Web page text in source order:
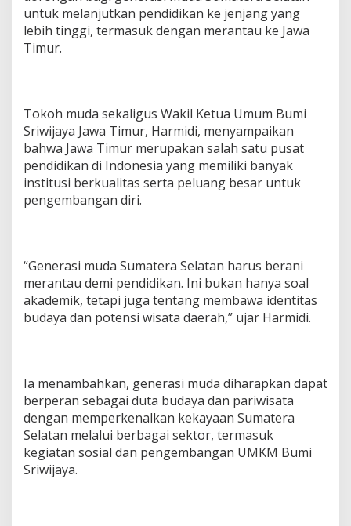
g
G
e
i
M
u
a
S
K
e
m
b
a
n
D
i
r
i
untuk melanjutkan pendidikan ke jenjang yang
lebih tinggi, termasuk dengan merantau ke Jawa
Timur.
‎Tokoh muda sekaligus Wakil Ketua Umum Bumi
Sriwijaya Jawa Timur, Harmidi, menyampaikan
bahwa Jawa Timur merupakan salah satu pusat
pendidikan di Indonesia yang memiliki banyak
institusi berkualitas serta peluang besar untuk
pengembangan diri.
‎“Generasi muda Sumatera Selatan harus berani
merantau demi pendidikan. Ini bukan hanya soal
akademik, tetapi juga tentang membawa identitas
budaya dan potensi wisata daerah,” ujar Harmidi.
‎Ia menambahkan, generasi muda diharapkan dapat
berperan sebagai duta budaya dan pariwisata
dengan memperkenalkan kekayaan Sumatera
Selatan melalui berbagai sektor, termasuk
kegiatan sosial dan pengembangan UMKM Bumi
Sriwijaya.